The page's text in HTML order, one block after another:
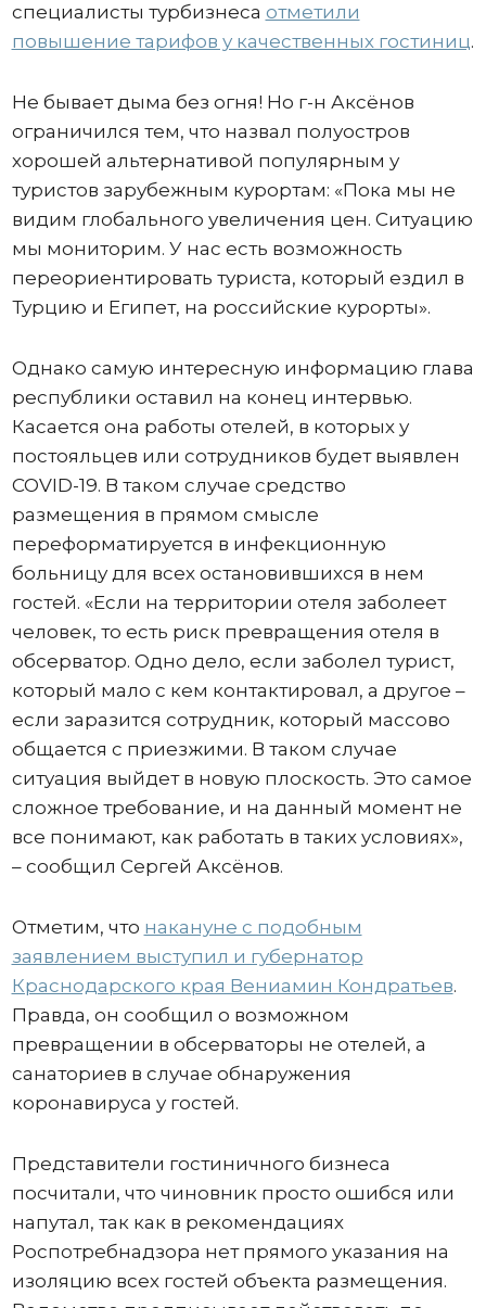
специалисты турбизнеса отметили
повышение тарифов у качественных гостиниц.
Не бывает дыма без огня! Но г-н Аксёнов
ограничился тем, что назвал полуостров
хорошей альтернативой популярным у
туристов зарубежным курортам: «Пока мы не
видим глобального увеличения цен. Ситуацию
мы мониторим. У нас есть возможность
переориентировать туриста, который ездил в
Турцию и Египет, на российские курорты».
Однако самую интересную информацию глава
республики оставил на конец интервью.
Касается она работы отелей, в которых у
постояльцев или сотрудников будет выявлен
COVID-19. В таком случае средство
размещения в прямом смысле
переформатируется в инфекционную
больницу для всех остановившихся в нем
гостей. «Если на территории отеля заболеет
человек, то есть риск превращения отеля в
обсерватор. Одно дело, если заболел турист,
который мало с кем контактировал, а другое –
если заразится сотрудник, который массово
общается с приезжими. В таком случае
ситуация выйдет в новую плоскость. Это самое
сложное требование, и на данный момент не
все понимают, как работать в таких условиях»,
– сообщил Сергей Аксёнов.
Отметим, что накануне с подобным
заявлением выступил и губернатор
Краснодарского края Вениамин Кондратьев.
Правда, он сообщил о возможном
превращении в обсерваторы не отелей, а
санаториев в случае обнаружения
коронавируса у гостей.
Представители гостиничного бизнеса
посчитали, что чиновник просто ошибся или
напутал, так как в рекомендациях
Роспотребнадзора нет прямого указания на
изоляцию всех гостей объекта размещения.